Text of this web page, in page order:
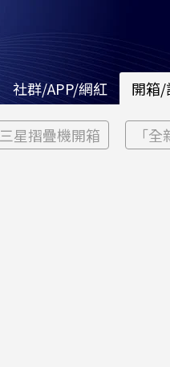
社群/APP/網紅 開箱/
三星摺疊機開箱 「